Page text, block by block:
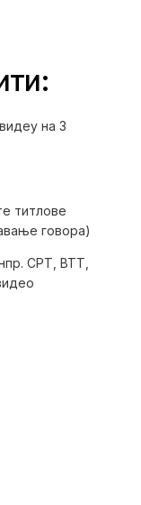
на 3
титлове
говора)‍
СРТ, ВТТ,